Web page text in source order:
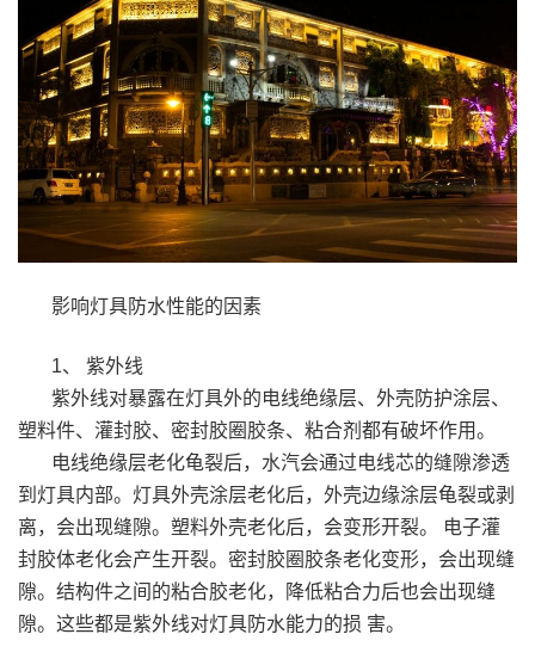
影响灯具防水性能的因素
1、 紫外线
紫外线对暴露在灯具外的电线绝缘层、外壳防护涂层、
塑料件、灌封胶、密封胶圈胶条、粘合剂都有破坏作用。
电线绝缘层老化龟裂后，水汽会通过电线芯的缝隙渗透
到灯具内部。灯具外壳涂层老化后，外壳边缘涂层龟裂或剥
离，会出现缝隙。塑料外壳老化后，会变形开裂。 电子灌
封胶体老化会产生开裂。密封胶圈胶条老化变形，会出现缝
隙。结构件之间的粘合胶老化，降低粘合力后也会出现缝
隙。这些都是紫外线对灯具防水能力的损 害。